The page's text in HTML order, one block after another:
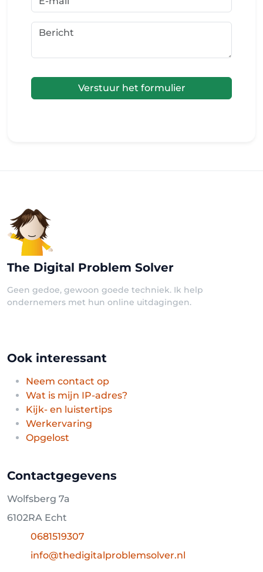
Verstuur het formulier
The Digital Problem Solver
Geen gedoe, gewoon goede techniek. Ik help
ondernemers met hun online uitdagingen.
Ook interessant
Neem contact op
Wat is mijn IP-adres?
Kijk- en luistertips
Werkervaring
Opgelost
Contactgegevens
Wolfsberg 7a
6102RA Echt
0681519307
info@thedigitalproblemsolver.nl